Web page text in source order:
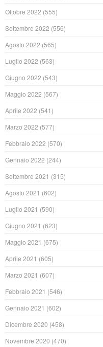
Ottobre 2022 (555)
Settembre 2022 (556)
Agosto 2022 (565)
Luglio 2022 (563)
Giugno 2022 (543)
Maggio 2022 (567)
Aprile 2022 (541)
Marzo 2022 (577)
Febbraio 2022 (570)
Gennaio 2022 (244)
Settembre 2021 (315)
Agosto 2021 (602)
Luglio 2021 (590)
Giugno 2021 (623)
Maggio 2021 (675)
Aprile 2021 (605)
Marzo 2021 (607)
Febbraio 2021 (546)
Gennaio 2021 (602)
Dicembre 2020 (458)
Novembre 2020 (470)